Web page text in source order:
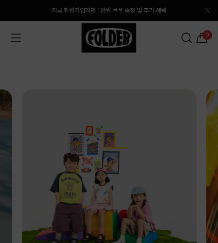
지금 회원가입하면 1만원 쿠폰 증정 및 추가 혜택
0